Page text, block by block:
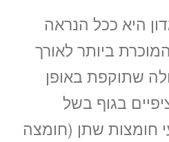
18:30
19:30
20:00
היא ככל הנראה
ביותר לאורך
שתוקפת באופן
בגוף בשל
חומצות שתן (חומצה